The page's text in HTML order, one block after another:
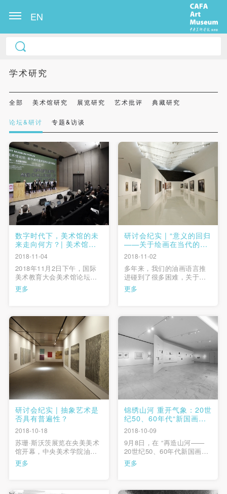
EN
学术研究
全部 美术馆研究 展览研究 艺术批评 典藏研究
论坛&研讨 专题&访谈
数字时代下，美术馆的未
来走向何方？| 美术馆论
坛第一日概览
2018-11-04
2018年11月2日下午，国际
美术教育大会美术馆论坛在
中央美术学院美术馆学术报
告厅举办。作为本次教育大
战”为题，思考数字技术对美
术馆各个领域的影响，以及
美术馆功能拓展的边界。此
次论坛共邀请来自9个国家的
…
更多
研讨会纪实 | “意义的回归
——关于绘画在当代的学
术课题”研讨会
2018-11-02
多年来，我们的油画语言推
进碰到了很多困难，关于是
不是还要继续画画？绘画是
不是还活着？当然现在看绘
个坚持画画的人所要思考的
事情。这不是一个小事，希
望通过这个研讨会，能有一
个开端，不期望说给出一个
确切的答案， …
更多
研讨会纪实 | 抽象艺术是
否具有普遍性？
2018-10-18
苏珊·斯沃茨展览在央美美术
馆开幕，中央美术学院油画
系还有两个重要的展览同时
开幕，一个是油画系第三工
更多
锦绣山河 重开气象：20世
纪50、60年代“新国画运
动”研究展|座谈综述
2018-10-09
9月8日，在 “再造山河——
20世纪50、60年代新国画运
动”研究展的展厅中，举行了
一场特殊的座谈会。这次座
更多